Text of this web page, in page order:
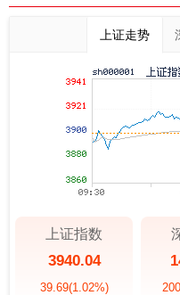
上证走势
上证指数
3940.04
39.69(1.02%)